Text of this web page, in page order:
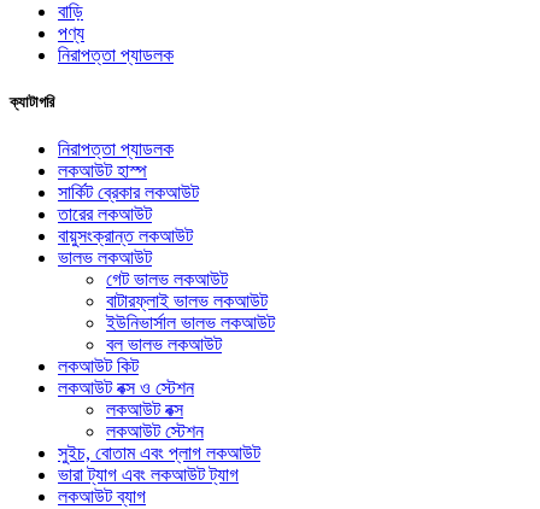
বাড়ি
পণ্য
নিরাপত্তা প্যাডলক
ক্যাটাগরি
নিরাপত্তা প্যাডলক
লকআউট হাস্প
সার্কিট ব্রেকার লকআউট
তারের লকআউট
বায়ুসংক্রান্ত লকআউট
ভালভ লকআউট
গেট ভালভ লকআউট
বাটারফ্লাই ভালভ লকআউট
ইউনিভার্সাল ভালভ লকআউট
বল ভালভ লকআউট
লকআউট কিট
লকআউট বক্স ও স্টেশন
লকআউট বক্স
লকআউট স্টেশন
সুইচ, বোতাম এবং প্লাগ লকআউট
ভারা ট্যাগ এবং লকআউট ট্যাগ
লকআউট ব্যাগ